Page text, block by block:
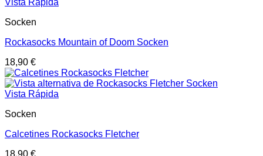
Vista Rápida
Socken
Rockasocks Mountain of Doom Socken
18,90 €
Vista Rápida
Socken
Calcetines Rockasocks Fletcher
18,90 €